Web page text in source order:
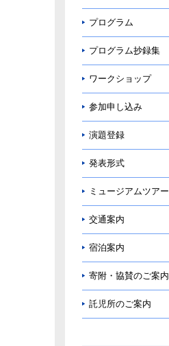
プログラム
プログラム抄録集
ワークショップ
参加申し込み
演題登録
発表形式
ミュージアムツアー
交通案内
宿泊案内
寄附・協賛のご案内
託児所のご案内